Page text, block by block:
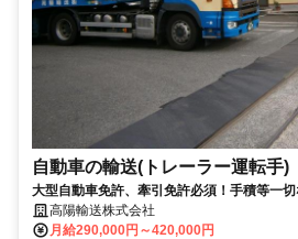
自動車の輸送(トレーラー運転手)
大型自動車免許、牽引免許必須！手積等一
ため、ルートほぼ固定！
高陽輸送株式会社
月給290,000円～420,000円